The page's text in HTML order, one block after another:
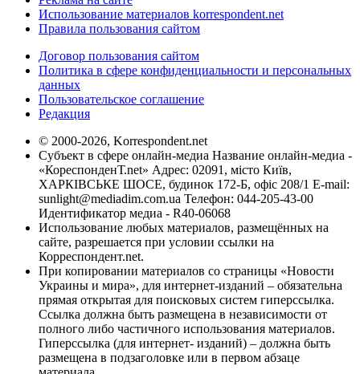
Использование материалов korrespondent.net
Правила пользования сайтом
Договор пользования сайтом
Политика в сфере конфиденциальности и персональных
данных
Пользовательское соглашение
Редакция
© 2000-2026, Korrespondent.net
Субъект в сфере онлайн-медиа Название онлайн-медиа -
«КореспонденТ.net» Адрес: 02091, місто Київ,
ХАРКІВСЬКЕ ШОСЕ, будинок 172-Б, офіс 208/1 E-mail:
sunlight@mediadim.com.ua Телефон: 044-205-43-00
Идентификатор медиа - R40-06068
Использование любых материалов, размещённых на
сайте, разрешается при условии ссылки на
Корреспондент.net.
При копировании материалов со страницы «Новости
Украины и мира», для интернет-изданий – обязательна
прямая открытая для поисковых систем гиперссылка.
Ссылка должна быть размещена в независимости от
полного либо частичного использования материалов.
Гиперссылка (для интернет- изданий) – должна быть
размещена в подзаголовке или в первом абзаце